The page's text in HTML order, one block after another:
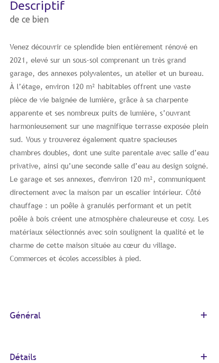
descriptif
de ce bien
Venez découvrir ce splendide bien entièrement rénové en
2021, elevé sur un sous-sol comprenant un très grand
garage, des annexes polyvalentes, un atelier et un bureau.
À l’étage, environ 120 m² habitables offrent une vaste
pièce de vie baignée de lumière, grâce à sa charpente
apparente et ses nombreux puits de lumière, s’ouvrant
harmonieusement sur une magnifique terrasse exposée plein
sud. Vous y trouverez également quatre spacieuses
chambres doubles, dont une suite parentale avec salle d’eau
privative, ainsi qu’une seconde salle d’eau au design soigné.
Le garage et ses annexes, d'environ 120 m², communiquent
directement avec la maison par un escalier intérieur. Côté
chauffage : un poêle à granulés performant et un petit
poêle à bois créent une atmosphère chaleureuse et cosy. Les
matériaux sélectionnés avec soin soulignent la qualité et le
charme de cette maison située au cœur du village.
Commerces et écoles accessibles à pied.
Général
Détails